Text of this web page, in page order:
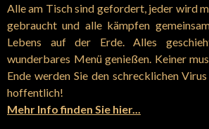
Alle am Tisch sind gefordert, jeder wird
gebraucht und alle kämpfen
Lebens auf der Erde. Alles
wunderbares Menü genießen. Keiner
Ende werden Sie den schrecklichen
hoffentlich!
Mehr Info finden Sie hier...